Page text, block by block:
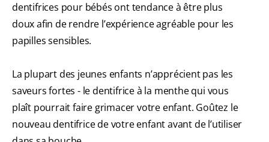
dentifrices pour bébés ont tendance à être plus
doux afin de rendre l’expérience agréable pour les
papilles sensibles.
La plupart des jeunes enfants n’apprécient pas les
saveurs fortes - le dentifrice à la menthe qui vous
plaît pourrait faire grimacer votre enfant. Goûtez le
nouveau dentifrice de votre enfant avant de l’utiliser